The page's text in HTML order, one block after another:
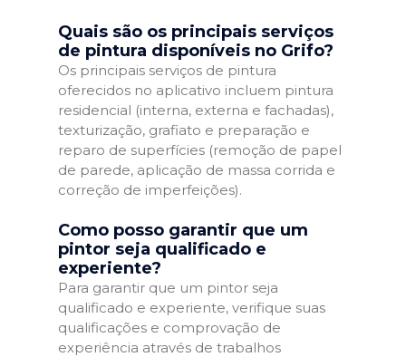
Quais são os principais serviços
de pintura disponíveis no Grifo?
Os principais serviços de pintura
oferecidos no aplicativo incluem pintura
residencial (interna, externa e fachadas),
texturização, grafiato e preparação e
reparo de superfícies (remoção de papel
de parede, aplicação de massa corrida e
correção de imperfeições).
Como posso garantir que um
pintor seja qualificado e
experiente?
Para garantir que um pintor seja
qualificado e experiente, verifique suas
qualificações e comprovação de
experiência através de trabalhos